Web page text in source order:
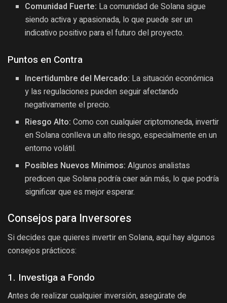
Comunidad Fuerte: La comunidad de Solana sigue
siendo activa y apasionada, lo que puede ser un
indicativo positivo para el futuro del proyecto.
Puntos en Contra
Incertidumbre del Mercado: La situación económica
y las regulaciones pueden seguir afectando
negativamente el precio.
Riesgo Alto: Como con cualquier criptomoneda, invertir
en Solana conlleva un alto riesgo, especialmente en un
entorno volátil.
Posibles Nuevos Mínimos: Algunos analistas
predicen que Solana podría caer aún más, lo que podría
significar que es mejor esperar.
Consejos para Inversores
Si decides que quieres invertir en Solana, aquí hay algunos
consejos prácticos:
1. Investiga a Fondo
Antes de realizar cualquier inversión, asegúrate de